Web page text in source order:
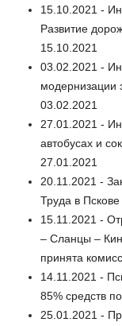
15.10.2021 -
Развитие
15.10.2021
03.02.2021 -
модернизации
03.02.2021
27.01.2021 -
автобусах и
27.01.2021
20.11.2021 -
Труда в Пскове
15.11.2021 -
– Сланцы –
принята
14.11.2021 -
85% средств
25.01.2021 -